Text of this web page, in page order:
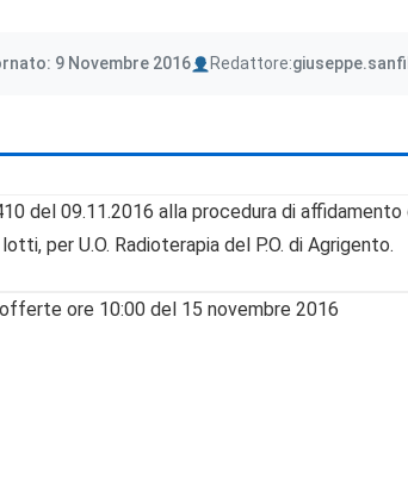
9 Novembre 2016 Redattore:
Author
del 09.11.2016 alla procedura di
per U.O. Radioterapia del P.O. di Agrigento.
ore 10:00 del 15 novembre 2016